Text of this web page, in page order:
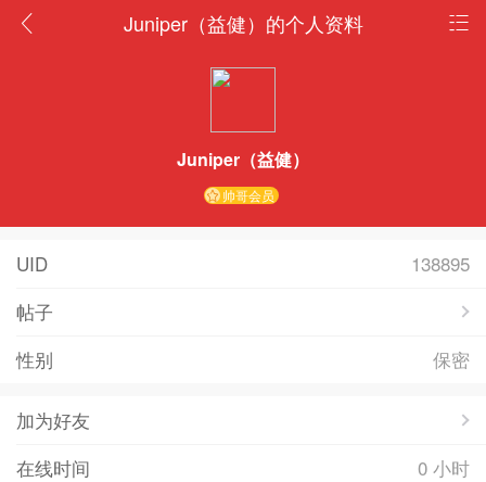
Juniper（益健）的个人资料
Juniper（益健）
帅哥会员
UID
138895
帖子
性别
保密
加为好友
在线时间
0 小时